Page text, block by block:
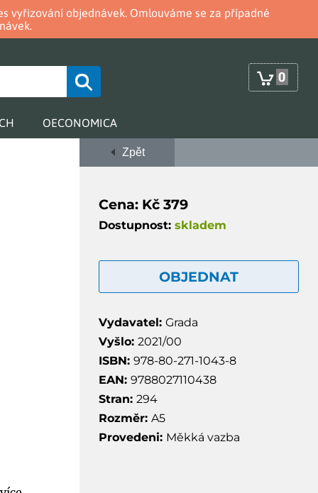
vyřizování objednávek. Omlouváme se za případné
0
OECONOMICA
Zpět
Cena: Kč 379
Dostupnost: skladem
OBJEDNAT
Vydavatel: Grada
Vyšlo: 2021/00
ISBN: 978-80-271-1043-8
EAN: 9788027110438
Stran: 294
Rozměr: A5
Provedeni: Měkká vazba